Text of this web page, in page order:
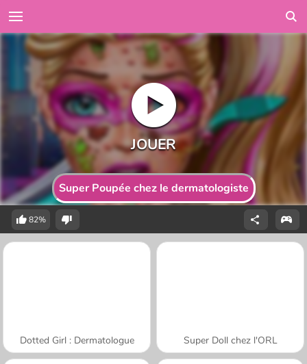
Super Poupée chez le dermatologiste
82%
Dotted Girl : Dermatologue Super Doll chez l'ORL